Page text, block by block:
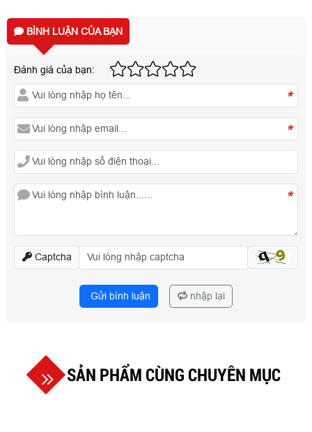
BÌNH LUẬN CỦA BẠN
Đánh giá của bạn:
*
*
*
Captcha
Gửi bình luận nhập lại
SẢN PHẨM CÙNG CHUYÊN MỤC